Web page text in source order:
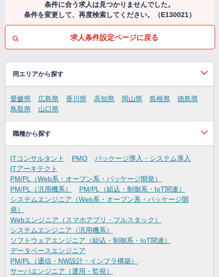
条件に合う求人は見つかりませんでした。
条件を変更して、再度検索してください。（E130021）
求人条件設定ページに戻る
同エリアから探す
愛媛県 広島県 香川県 高知県 岡山県 島根県
徳島県
鳥取県
山口県
職種から探す
ITコンサルタント PMO
パッケージ導入・システム導入
ITアーキテクト
PM/PL（Web系・オープン系・パッケージ開発）
PM/PL（汎用機系）
PM/PL（組込・制御系・IoT関連）
システムエンジニア（Web系・オープン系・パッケージ開
発）
Webエンジニア（スマホアプリ・フルスタック）
システムエンジニア（汎用機系）
ソフトウェアエンジニア（組込・制御系・IoT関連）
データベースエンジニア
PM/PL（通信・NW設計・インフラ構築）
サーバエンジニア（運用・監視）